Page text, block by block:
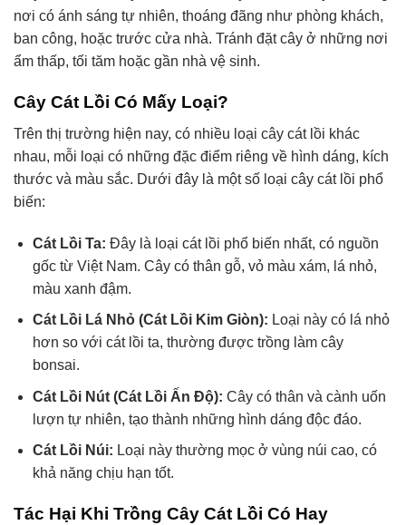
nơi có ánh sáng tự nhiên, thoáng đãng như phòng khách,
ban công, hoặc trước cửa nhà. Tránh đặt cây ở những nơi
ẩm thấp, tối tăm hoặc gần nhà vệ sinh.
Cây Cát Lồi Có Mấy Loại?
Trên thị trường hiện nay, có nhiều loại cây cát lồi khác
nhau, mỗi loại có những đặc điểm riêng về hình dáng, kích
thước và màu sắc. Dưới đây là một số loại cây cát lồi phổ
biến:
Cát Lồi Ta: Đây là loại cát lồi phổ biến nhất, có nguồn
gốc từ Việt Nam. Cây có thân gỗ, vỏ màu xám, lá nhỏ,
màu xanh đậm.
Cát Lồi Lá Nhỏ (Cát Lồi Kim Giòn): Loại này có lá nhỏ
hơn so với cát lồi ta, thường được trồng làm cây
bonsai.
Cát Lồi Nút (Cát Lồi Ấn Độ): Cây có thân và cành uốn
lượn tự nhiên, tạo thành những hình dáng độc đáo.
Cát Lồi Núi: Loại này thường mọc ở vùng núi cao, có
khả năng chịu hạn tốt.
Tác Hại Khi Trồng Cây Cát Lồi Có Hay